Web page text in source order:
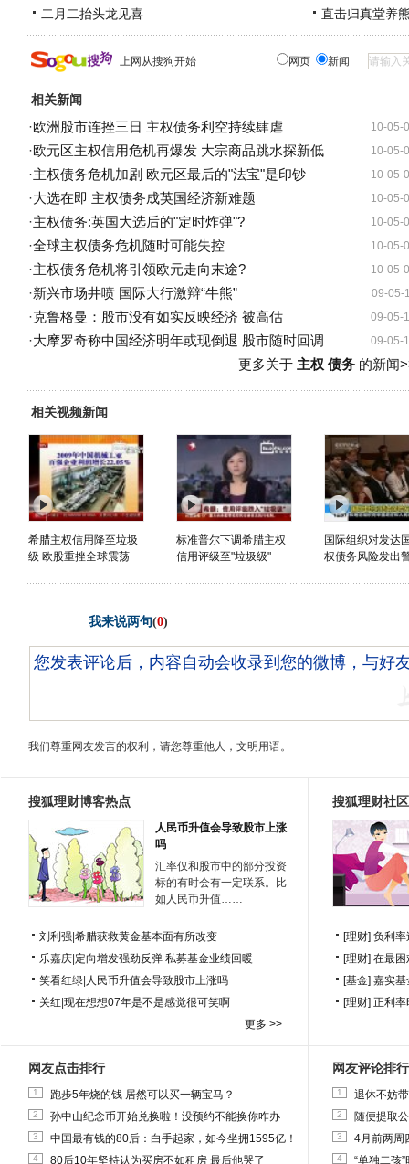
二月二抬头龙见喜 直击归真堂养
上网从搜狗开始 网页 新闻
相关新闻
10-05-
·欧洲股市连挫三日 主权债务利空持续肆虐
10-05-
·欧元区主权信用危机再爆发 大宗商品跳水探新低
10-05-
·主权债务危机加剧 欧元区最后的"法宝"是印钞
10-05-
·大选在即 主权债务成英国经济新难题
10-05-
·主权债务:英国大选后的"定时炸弹"?
10-05-
·全球主权债务危机随时可能失控
10-05-
·主权债务危机将引领欧元走向末途?
09-05-
·新兴市场井喷 国际大行激辩“牛熊”
09-05-
·克鲁格曼：股市没有如实反映经济 被高估
09-05-
·大摩罗奇称中国经济明年或现倒退 股市随时回调
更多关于 主权 债务的新闻
相关视频新闻
希腊主权信用降至垃圾
级 欧股重挫全球震荡
标准普尔下调希腊主权
信用评级至"垃圾级"
国际组织对发达
权债务风险发出
我来说两句(0)
我们尊重网友发言的权利，请您尊重他人，文明用语。
搜狐理财博客热点
人民币升值会导致股市上涨
吗
汇率仅和股市中的部分投资
标的有时会有一定联系。比
如人民币升值……
刘利强 希腊获救黄金基本面有所改变
乐嘉庆 定向增发强劲反弹 私募基金业绩回暖
笑看红绿 人民币升值会导致股市上涨吗
关红 现在想想07年是不是感觉很可笑啊
更多 >>
搜狐理财社
[理财] 负利率
[理财] 在最困
[基金] 嘉实基
[理财] 正利率
网友点击排行
1 跑步5年烧的钱 居然可以买一辆宝马？
2 孙中山纪念币开始兑换啦！没预约不能换你咋办
3 中国最有钱的80后：白手起家，如今坐拥1595亿！
4 80后10年坚持认为买房不如租房 最后他哭了
网友评论排行
1 退休不妨
2 随便提取
3 4月前两周
4 “单独二孩